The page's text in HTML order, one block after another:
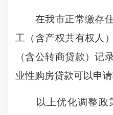
在我市正常缴存住
工（含产权共有权人
（含公转商贷款）记
业性购房贷款可以申
以上优化调整政